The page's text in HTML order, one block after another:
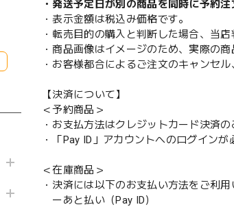
・発送予定日が別の商品を同時に予約
・表示金額は税込み価格です。
・転売目的の購入と判断した場合、当
・商品画像はイメージのため、実際の
・お客様都合によるご注文のキャンセ
【決済について】
＜予約商品＞
・お支払方法はクレジットカード決済の
・「Pay ID」アカウントへのログインが
＜在庫商品＞
・決済には以下のお支払い方法をご利用
ーあと払い（Pay ID）